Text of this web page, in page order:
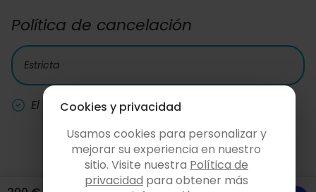
Política de cancelación
Estricta
El coste de la fianza siempre se devuelve.
Cookies y privacidad
Usamos cookies para personalizar y
mejorar su experiencia en nuestro
sitio. Visite nuestra Política de
privacidad para obtener más